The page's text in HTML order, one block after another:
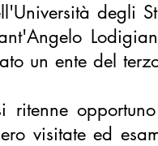
degli
ente del
ritenne
visitate ed